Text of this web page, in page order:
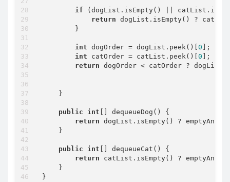
if (dogList.isEmpty() ||
return dogList.isEmpty() ?
        }
int dogOrder = dogList.peek()[ 0 ];
int catOrder = catList.peek()[ 0 ];
return dogOrder < catOrder ?
    }
public int [] dequeueDog() {
return dogList.isEmpty() ?
    }
public int [] dequeueCat() {
return catList.isEmpty() ?
    }
}